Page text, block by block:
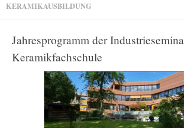
KERAMIKAUSBILDUNG
Jahresprogramm der
Keramikfachschule